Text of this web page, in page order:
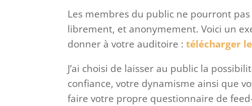
Les membres du public ne pourront
librement, et anonymement. Voici un
donner à votre auditoire :télécharger
J’ai choisi de laisser au public la
confiance, votre dynamisme ainsi que
faire votre propre questionnaire de